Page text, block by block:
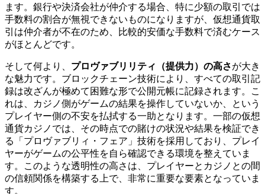
ます。銀行や決済会社が仲介する場合、特に少額の取引では
手数料の割合が無視できないものになりますが、仮想通貨取
引は仲介者が不在のため、比較的安価な手数料で済むケース
がほとんどです。
そして何より、 プロヴァブリリティ（提供力）の高さが大き
な魅力です。ブロックチェーン技術により、すべての取引記
録は改ざんが極めて困難な形で公開元帳に記録されます。こ
れは、カジノ側がゲームの結果を操作していないか、という
プレイヤー側の不安を払拭する一助となります。一部の仮想
通貨カジノでは、その時点での賭けの状況や結果を検証でき
る「プロヴァブリィ・フェア」技術を採用しており、プレイ
ヤーがゲームの公平性を自ら確認できる環境を整えていま
す。このような透明性の高さは、プレイヤーとカジノとの間
の信頼関係を構築する上で、非常に重要な要素となっていま
す。